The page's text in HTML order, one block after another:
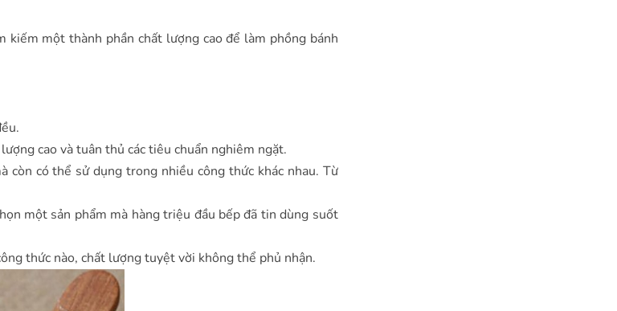
một thành phần chất lượng cao để làm phồng bánh
cao và tuân thủ các tiêu chuẩn nghiêm ngặt.
còn có thể sử dụng trong nhiều công thức khác nhau. Từ
một sản phẩm mà hàng triệu đầu bếp đã tin dùng suốt
thức nào, chất lượng tuyệt vời không thể phủ nhận.